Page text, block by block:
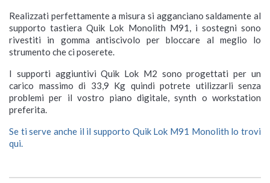
Realizzati perfettamente a misura si agganciano saldamente al
supporto tastiera Quik Lok Monolith M91, i sostegni sono
rivestiti in gomma antiscivolo per bloccare al meglio lo
strumento che ci poserete.
I supporti aggiuntivi Quik Lok M2 sono progettati per un
carico massimo di 33,9 Kg quindi potrete utilizzarli senza
problemi per il vostro piano digitale, synth o workstation
preferita.
Se ti serve anche il il supporto Quik Lok M91 Monolith lo trovi
qui.